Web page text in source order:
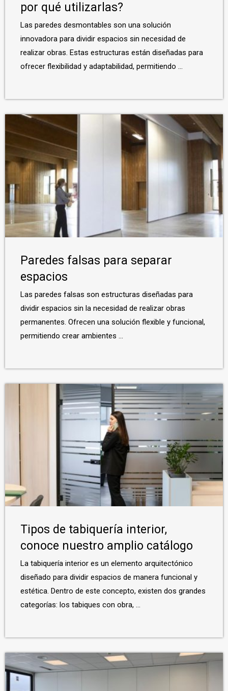
por qué utilizarlas?
Las paredes desmontables son una solución
innovadora para dividir espacios sin necesidad de
realizar obras. Estas estructuras están diseñadas para
ofrecer flexibilidad y adaptabilidad, permitiendo ...
Paredes falsas para separar
espacios
Las paredes falsas son estructuras diseñadas para
dividir espacios sin la necesidad de realizar obras
permanentes. Ofrecen una solución flexible y funcional,
permitiendo crear ambientes ...
Tipos de tabiquería interior,
conoce nuestro amplio catálogo
La tabiquería interior es un elemento arquitectónico
diseñado para dividir espacios de manera funcional y
estética. Dentro de este concepto, existen dos grandes
categorías: los tabiques con obra, ...